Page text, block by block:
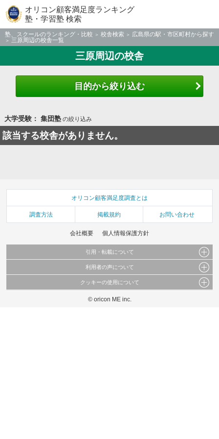
オリコン顧客満足度ランキング
塾・学習塾 検索
塾、スクールのランキング・比較 校舎検索
広島県の駅・市区町村から探す
三原周辺の校舎一覧
三原周辺の校舎
目的から絞り込む
大学受験： 集団塾の絞り込み
該当する校舎がありません。
オリコン顧客満足度調査とは
調査方法 掲載規約 お問い合わせ
会社概要 個人情報保護方針
引用・転載について
当サイトで公開されている情報（文字、写真、イラスト、画像データ等）及びこれらの配
これらの情報を権利者の許可なく無断転載・複製などの二次利用を行うことは固く禁じて
利用者の声について
当サイトに掲載している内容はすべてサービスの利用者が提出された見解・感想です。
弊社の見解・ 意見ではないことをご理解いただいた上でご覧ください。
クッキーの使用について
このサイトでは Cookie を使用して、ユーザーに合わせたコンテンツや広告の表示、ソー
© oricon ME inc.